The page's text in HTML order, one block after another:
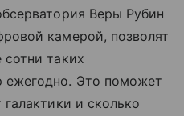
Веры Рубин
камерой, позволят
таких
Это поможет
и сколько